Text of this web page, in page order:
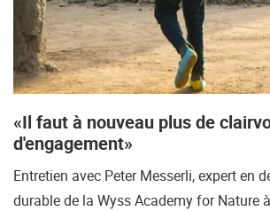
«Il faut à nouveau plus de
d'engagement»
Entretien avec Peter Messerli, expert en
durable de la Wyss Academy for Nature